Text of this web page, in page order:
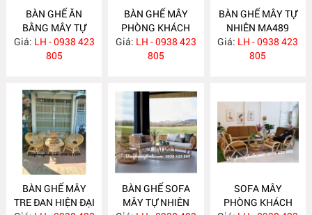
BÀN GHẾ ĂN
BẰNG MÂY TỰ
NHIÊN MA492
Giá: LH - 0938 423
805
BÀN GHẾ MÂY
PHÒNG KHÁCH
MA490
Giá: LH - 0938 423
805
BÀN GHẾ MÂY TỰ
NHIÊN MA489
Giá: LH - 0938 423
805
BÀN GHẾ MÂY
TRE ĐAN HIỆN ĐẠI
BÀN GHẾ SOFA
MÂY TỰ NHIÊN
SOFA MÂY
PHÒNG KHÁCH